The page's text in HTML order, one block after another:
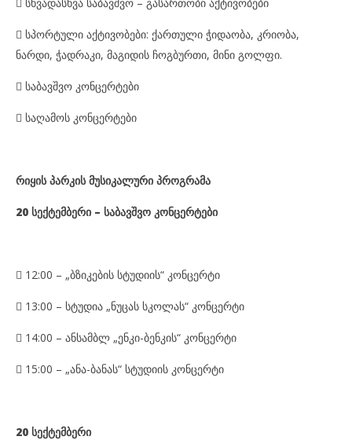
 სპორტული აქტივობები: ქართული ჭიდაობა, კრიობა,
ნარდი, ჭადრაკი, მაგიდის ჩოგბურთი, მინი გოლფი.
 საბავშვო კონცერტები
 საღამოს კონცერტები
რიყის პარკის მუსიკალური პროგრამა
20 სექტემბერი – საბავშვო კონცერტები
 12:00 – „ბზიკების სტუდიის“ კონცერტი
 13:00 – სტუდია „ნუცას სკოლას“ კონცერტი
 14:00 – ანსამბლ „ენკი-ბენკის“ კონცერტი
 15:00 – „ანა-ბანას“ სტუდიის კონცერტი
20 სექტემბერი